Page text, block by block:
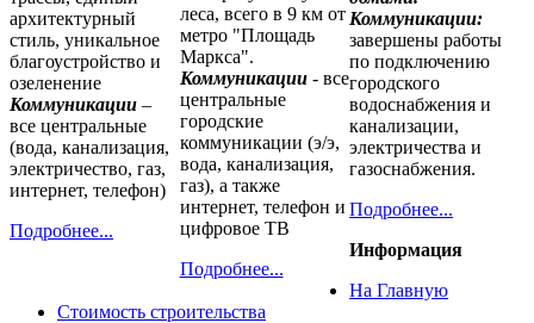
архитектурный
стиль, уникальное
благоустройство и
озеленение
Коммуникации –
все центральные
(вода, канализация,
электричество, газ,
интернет, телефон)
Подробнее...
леса, всего в 9 км от
метро "Площадь
Маркса".
Коммуникации- все
центральные
городские
коммуникации (э/э,
вода, канализация,
газ), а также
интернет, телефон и
цифровое ТВ
Подробнее...
Коммуникации:
завершены работы
по подключению
городского
водоснабжения и
канализации,
электричества и
газоснабжения.
Подробнее...
Информация
На Главную
Стоимость строительства